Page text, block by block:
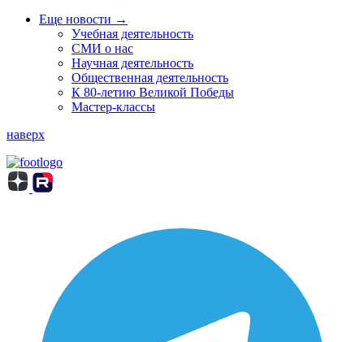
Еще новости →
Учебная деятельность
СМИ о нас
Научная деятельность
Общественная деятельность
К 80-летию Великой Победы
Мастер-классы
наверх